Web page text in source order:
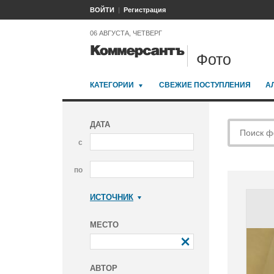
ВОЙТИ Регистрация
06 АВГУСТА, ЧЕТВЕРГ
Фото
КАТЕГОРИИ СВЕЖИЕ ПОСТУПЛЕНИЯ
ДАТА
с
по
ИСТОЧНИК
МЕСТО
АВТОР